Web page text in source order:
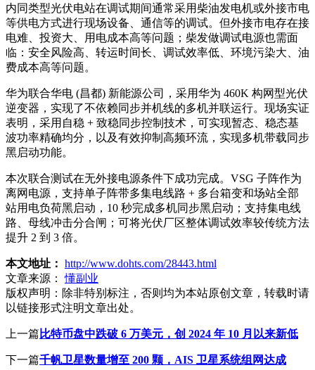
内同类型光伏电站在调试期间通常采用柴油发电机或外接市电
等供电方式进行现场设备、通信等的调试。但外接市电存在接
电难、投资大、用电成本高等问题；柴发做调试电源也需面
临：安全风险高、转运时间长、调试效率低、环境污染大、油
费成本高等问题。
华为联合华电 (昌都) 新能源公司，采用华为 460K 构网型光伏
逆变器，实现了不依赖同步并机线的多机并联运行。现场实证
表明，采用自稳 + 致稳同步控制技术，可实现暂态、稳态基
波功率精确均分，以及有效抑制高频环流，实现多机带载同步
黑启动功能。
本次联合测试在无外接电源条件下成功完成。VSG 子阵作为
离网电源，支持单子阵带多集电线路 + 多台箱变和场站全部
站用电负荷黑启动，10 秒完成多机同步黑启动；支持集电线
路、母线冲击分合闸；可将光伏厂区整体调试效率较传统方法
提升 2 到 3 倍。
本文地址： http://www.dohts.com/28443.html
文章来源：
懂副业
版权声明： 除非特别标注，否则均为本站原创文章，转载时请
以链接形式注明文章出处。
上一篇 比特币盘中跌破 6 万美元，创 2024 年 10 月以来新低
下一篇千帆卫星数量增至 200 颗，AIS 卫星系统组网达成